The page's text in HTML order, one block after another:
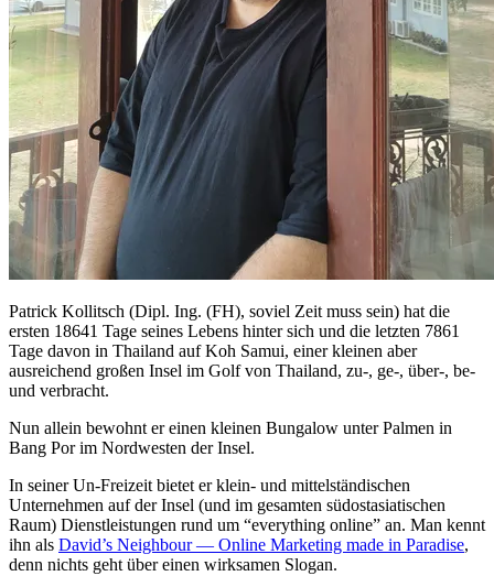
Patrick Kollitsch (Dipl. Ing. (FH), soviel Zeit muss sein) hat die
ersten 18641 Tage seines Lebens hinter sich und die letzten 7861
Tage davon in Thailand auf Koh Samui, einer kleinen aber
ausreichend großen Insel im Golf von Thailand, zu-, ge-, über-, be-
und verbracht.
Nun allein bewohnt er einen kleinen Bungalow unter Palmen in
Bang Por im Nordwesten der Insel.
In seiner Un-Freizeit bietet er klein- und mittelständischen
Unternehmen auf der Insel (und im gesamten südostasiatischen
Raum) Dienstleistungen rund um “everything online” an. Man kennt
ihn als David’s Neighbour — Online Marketing made in Paradise,
denn nichts geht über einen wirksamen Slogan.